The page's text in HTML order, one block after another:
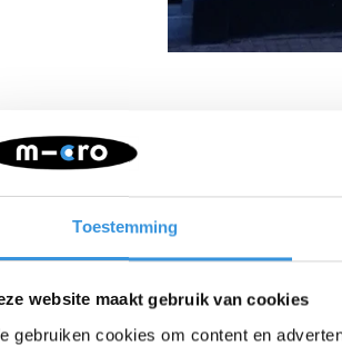
Toestemming
website maakt gebruik van cookies
gebruiken cookies om content en